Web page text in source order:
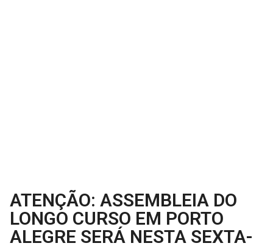
ATENÇÃO: ASSEMBLEIA DO
LONGO CURSO EM PORTO
ALEGRE SERÁ NESTA SEXTA-